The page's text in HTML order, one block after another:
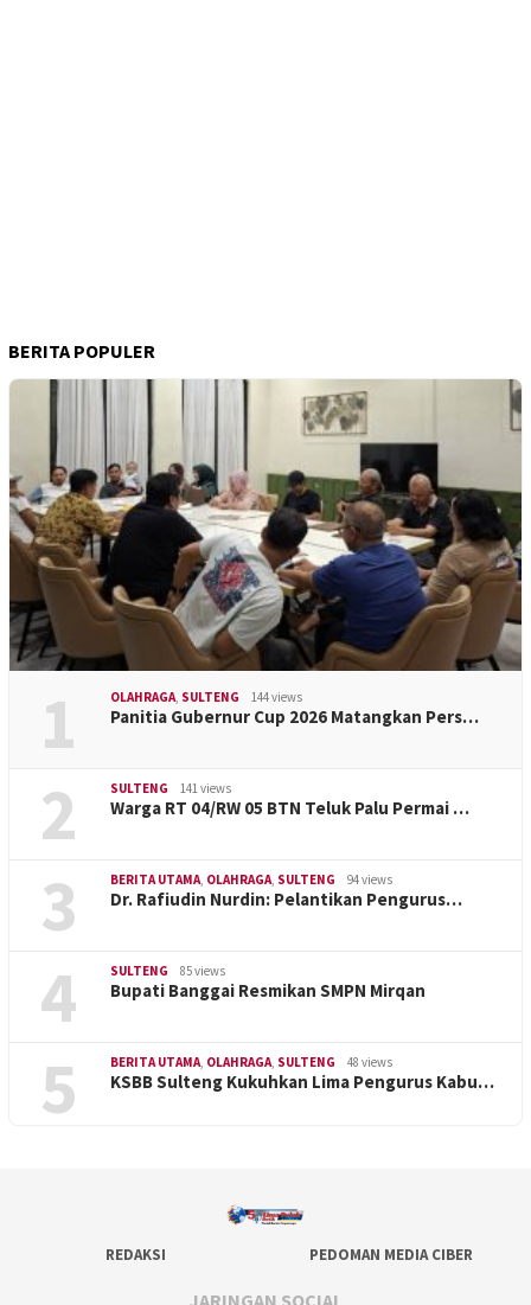
BERITA POPULER
1 OLAHRAGA SULTENG 144 views
Panitia Gubernur Cup 2026 Matangkan Pers…
2 SULTENG 141 views
Warga RT 04/RW 05 BTN Teluk Palu Permai …
3 BERITA UTAMA OLAHRAGA SULTENG 94 views
Dr. Rafiudin Nurdin: Pelantikan Pengurus…
4 SULTENG 85 views
Bupati Banggai Resmikan SMPN Mirqan
5 BERITA UTAMA OLAHRAGA SULTENG 48 views
KSBB Sulteng Kukuhkan Lima Pengurus Kabu…
REDAKSI PEDOMAN MEDIA CIBER